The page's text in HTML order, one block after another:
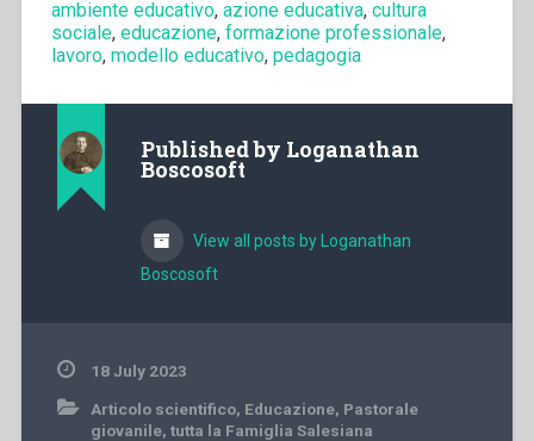
ambiente educativo, azione educativa, cultura
sociale, educazione, formazione professionale,
lavoro, modello educativo, pedagogia
Published by Loganathan
Boscosoft
View all posts by Loganathan
Boscosoft
18 July 2023
Articolo scientifico, Educazione, Pastorale
giovanile, tutta la Famiglia Salesiana